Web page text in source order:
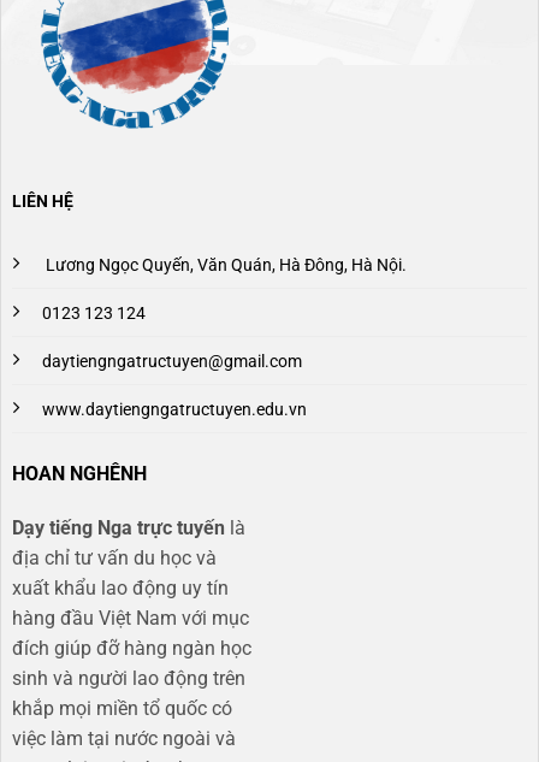
LIÊN HỆ
Lương Ngọc Quyến, Văn Quán, Hà Đông, Hà Nội.
0123 123 124
daytiengngatructuyen@gmail.com
www.daytiengngatructuyen.edu.vn
HOAN NGHÊNH
Dạy tiếng Nga trực tuyến là
địa chỉ tư vấn du học và
xuất khẩu lao động uy tín
hàng đầu Việt Nam với mục
đích giúp đỡ hàng ngàn học
sinh và người lao động trên
khắp mọi miền tổ quốc có
việc làm tại nước ngoài và